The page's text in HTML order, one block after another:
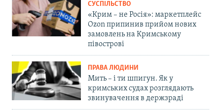
СУСПІЛЬСТВО
«Крим – не Росія»: маркетплейс
Ozon припинив прийом нових
замовлень на Кримському
півострові
ПРАВА ЛЮДИНИ
Мить – і ти шпигун. Як у
кримських судах розглядають
звинувачення в держзраді